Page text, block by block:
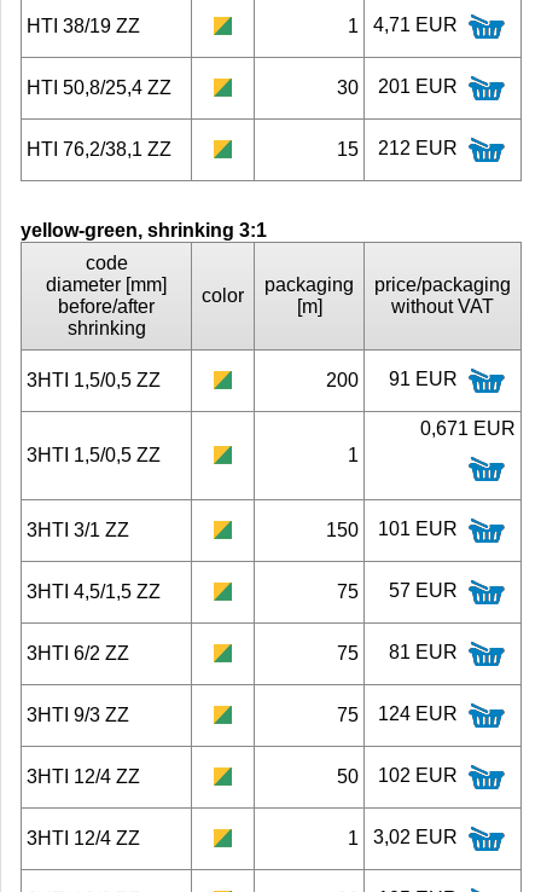
HTI 38/19 ZZ 1 4,71 EUR
HTI 50,8/25,4 ZZ 30 201 EUR
HTI 76,2/38,1 ZZ 15 212 EUR
yellow-green, shrinking 3:1
code
diameter [mm]
before/after
shrinking
color
packaging
[m]
price/packaging
without VAT
3HTI 1,5/0,5 ZZ 200 91 EUR
3HTI 1,5/0,5 ZZ 1
0,671 EUR
3HTI 3/1 ZZ 150 101 EUR
3HTI 4,5/1,5 ZZ 75 57 EUR
3HTI 6/2 ZZ 75 81 EUR
3HTI 9/3 ZZ 75 124 EUR
3HTI 12/4 ZZ 50 102 EUR
3HTI 12/4 ZZ 1 3,02 EUR